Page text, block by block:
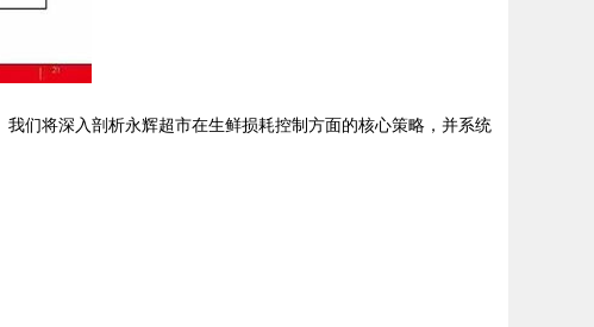
们将深入剖析永辉超市在生鲜损耗控制方面的核心策略，并系统